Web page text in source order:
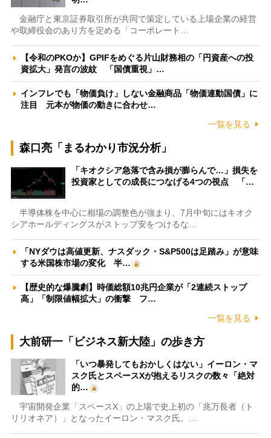
金融庁と東京証券取引所が共同で策定している上場企業の経営
や取締役会のあり方を定める「コーポレート…
【令和のPKOか】GPIFをめぐる片山財務相の「円資産への投
資拡大」発言の波紋 「国債重視」…
インフレでも「物価負け」しない金融商品「物価連動国債」に
注目 元本が物価の動きに合わせ…
一覧を見る
森口亮「まるわかり市況分析」
「キオクシア急落で含み損が膨らんで…」損失を
投資家としての成長につなげる4つの視点 「…
半導体株を中心に相場の調整色が強まり、7月中旬にはキオク
シアホールディングスがストップ安をつけるな…
「NYダウは高値更新、ナスダック・S&P500は足踏み」が意味
する米国株市場の変化 半…
【歴史的な爆騰劇】時価総額10兆円企業が「2連続ストップ
高」「制限値幅拡大」の衝撃 フ…
一覧を見る
大前研一「ビジネス新大陸」の歩き方
「いつ暴発してもおかしくはない」イーロン・マ
スク氏とスペースXが抱えるリスクの数々「絶対
的…
宇宙開発企業「スペースX」の上場で史上初の「兆万長者（ト
リリオネア）」となったイーロン・マスク氏。…